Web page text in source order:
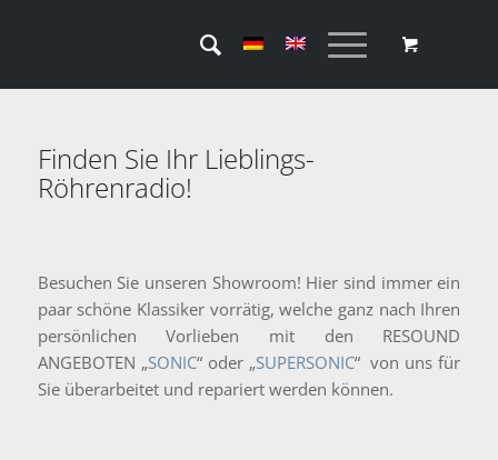
Finden Sie Ihr Lieblings-
Röhrenradio!
Besuchen Sie unseren Showroom! Hier sind immer ein
paar schöne Klassiker vorrätig, welche ganz nach Ihren
persönlichen Vorlieben mit den RESOUND
ANGEBOTEN „SONIC“ oder „SUPERSONIC“ von uns für
Sie überarbeitet und repariert werden können.